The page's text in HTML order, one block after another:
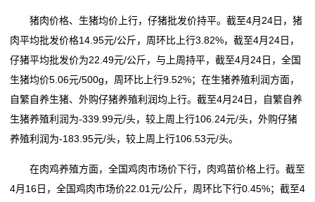
猪肉价格、生猪均价上行，仔猪批发价持平。截至4月24日，猪
肉平均批发价格14.95元/公斤，周环比上行3.82%，截至4月24日，
仔猪平均批发价为22.49元/公斤，与上周持平，截至4月24日，全国
生猪均价5.06元/500g，周环比上行9.52%；在生猪养殖利润方面，
自繁自养生猪、外购仔猪养殖利润均上行。截至4月24日，自繁自养
生猪养殖利润为-339.99元/头，较上周上行106.24元/头，外购仔猪
养殖利润为-183.95元/头，较上周上行106.53元/头。
在肉鸡养殖方面，全国鸡肉市场价下行，肉鸡苗价格上行。截至
4月16日，全国鸡肉市场价22.01元/公斤，周环比下行0.45%；截至4